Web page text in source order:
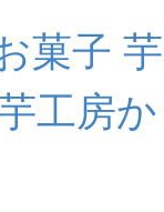
菓子 芋
工房か